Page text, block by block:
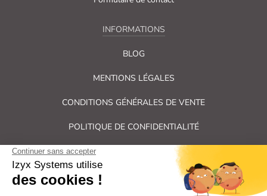
INFORMATIONS
BLOG
MENTIONS LÉGALES
CONDITIONS GÉNÉRALES DE VENTE
POLITIQUE DE CONFIDENTIALITÉ